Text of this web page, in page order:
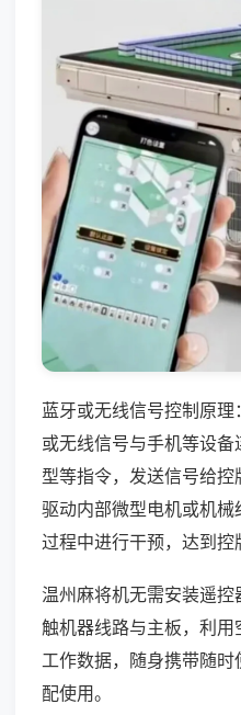
蓝牙或无线信号控制原
或无线信号与手机等设
型等指令，发送信号给
驱动内部微型电机或机
过程中进行干预，达到控
温州麻将机无需安装遥
触机器线路与主板，利
工作数据，随身携带随
配使用。